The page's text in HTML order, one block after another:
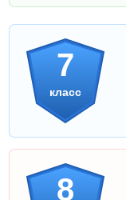
7
класс
8